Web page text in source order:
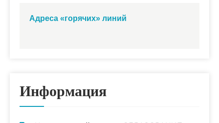
Адреса «горячих» линий
Информация